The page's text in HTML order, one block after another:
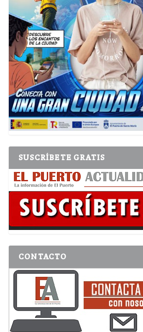
SUSCRÍBETE GRATIS
CONTACTO